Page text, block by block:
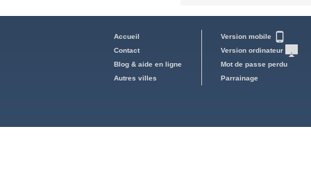
Accueil
Contact
Blog & aide en ligne
Autres villes
Version mobile
Version ordinateur
Mot de passe perdu
Parrainage